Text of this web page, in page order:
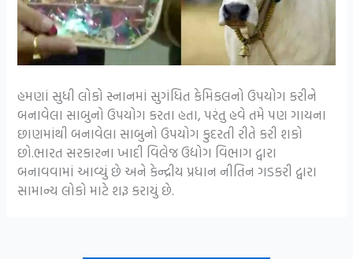
હમણાં સુધી લોકો સ્નાનમાં સુગંધિત કેમિકલનો ઉપયોગ કરીને
બનાવેલા સાબુનો ઉપયોગ કરતા હતા, પરંતુ હવે તમે પણ ગાયના
છાણમાંથી બનાવેલા સાબુનો ઉપયોગ કુદરતી રીતે કરી શકો
છો.ભારત સરકારના ખાદી વિલેજ ઉદ્યોગ વિભાગ દ્વારા
બનાવવામાં આવ્યું છે અને કેન્દ્રીય પ્રધાન નીતિન ગડકરી દ્વારા
સામાન્ય લોકો માટે શરૂ કરાયું છે.